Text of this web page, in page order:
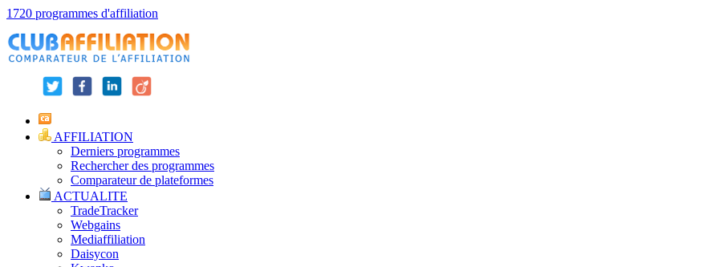
1720 programmes d'affiliation
AFFILIATION
Derniers programmes
Rechercher des programmes
Comparateur de plateformes
ACTUALITE
TradeTracker
Webgains
Mediaffiliation
Daisycon